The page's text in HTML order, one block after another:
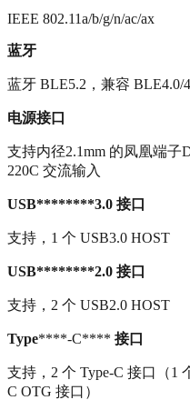
IEEE 802.11a/b/g/n/ac/ax
蓝牙
蓝牙 BLE5.2，兼容 BLE4.0/
电源接口
支持内径2.1mm 的凤凰端
220C 交流输入
USB********3.0 接口
支持，1 个 USB3.0 HOST
USB********2.0 接口
支持，2 个 USB2.0 HOST
Type****-C**** 接口
支持，2 个 Type-C 接口（1
C OTG 接口）